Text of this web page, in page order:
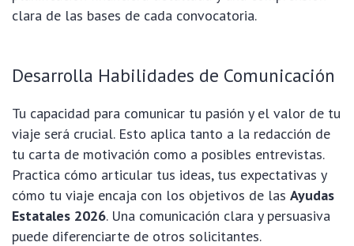
clara de las bases de cada convocatoria.
Desarrolla Habilidades de Comunicación
Tu capacidad para comunicar tu pasión y el valor de tu
viaje será crucial. Esto aplica tanto a la redacción de
tu carta de motivación como a posibles entrevistas.
Practica cómo articular tus ideas, tus expectativas y
cómo tu viaje encaja con los objetivos de las Ayudas
Estatales 2026. Una comunicación clara y persuasiva
puede diferenciarte de otros solicitantes.